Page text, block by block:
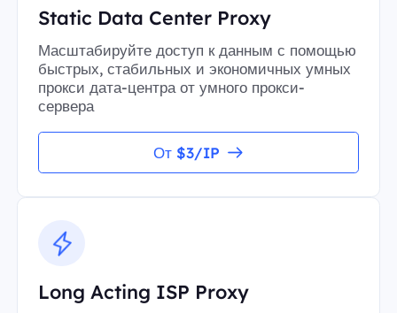
Static Data Center Proxy
Масштабируйте доступ к данным с помощью
быстрых, стабильных и экономичных умных
прокси дата-центра от умного прокси-
сервера
От $3/IP
Long Acting ISP Proxy